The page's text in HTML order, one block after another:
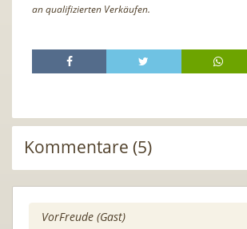
an qualifizierten Verkäufen.
Kommentare (5)
VorFreude (Gast)